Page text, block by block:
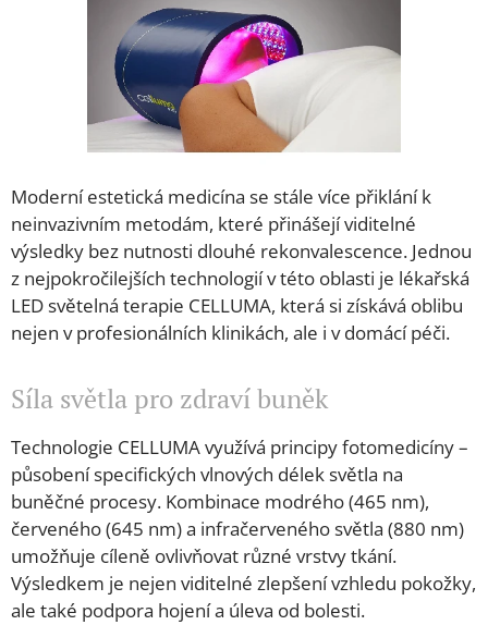
Moderní estetická medicína se stále více přiklání k
neinvazivním metodám, které přinášejí viditelné
výsledky bez nutnosti dlouhé rekonvalescence. Jednou
z nejpokročilejších technologií v této oblasti je lékařská
LED světelná terapie CELLUMA, která si získává oblibu
nejen v profesionálních klinikách, ale i v domácí péči.
Síla světla pro zdraví buněk
Technologie CELLUMA využívá principy fotomedicíny –
působení specifických vlnových délek světla na
buněčné procesy. Kombinace modrého (465 nm),
červeného (645 nm) a infračerveného světla (880 nm)
umožňuje cíleně ovlivňovat různé vrstvy tkání.
Výsledkem je nejen viditelné zlepšení vzhledu pokožky,
ale také podpora hojení a úleva od bolesti.